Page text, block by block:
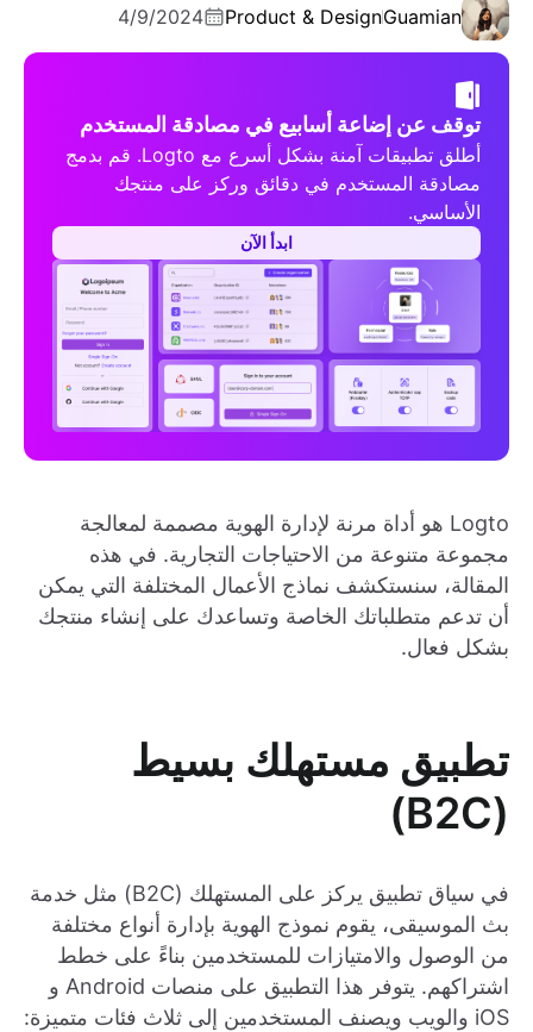
Guamian
Product & Design
4/9/2024
توقف عن إضاعة أسابيع في مصادقة المستخدم
أطلق تطبيقات آمنة بشكل أسرع مع Logto. قم بدمج
مصادقة المستخدم في دقائق وركز على منتجك
الأساسي.
ابدأ الآن
Logto هو أداة مرنة لإدارة الهوية مصممة لمعالجة
مجموعة متنوعة من الاحتياجات التجارية. في هذه
المقالة، سنستكشف نماذج الأعمال المختلفة التي يمكن
أن تدعم متطلباتك الخاصة وتساعدك على إنشاء منتجك
بشكل فعال.
تطبيق مستهلك بسيط
(B2C)
في سياق تطبيق يركز على المستهلك (B2C) مثل خدمة
بث الموسيقى، يقوم نموذج الهوية بإدارة أنواع مختلفة
من الوصول والامتيازات للمستخدمين بناءً على خطط
اشتراكهم. يتوفر هذا التطبيق على منصات Android و
iOS والويب ويصنف المستخدمين إلى ثلاث فئات متميزة: